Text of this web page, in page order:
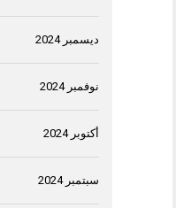
ديسمبر 2024
نوفمبر 2024
أكتوبر 2024
سبتمبر 2024